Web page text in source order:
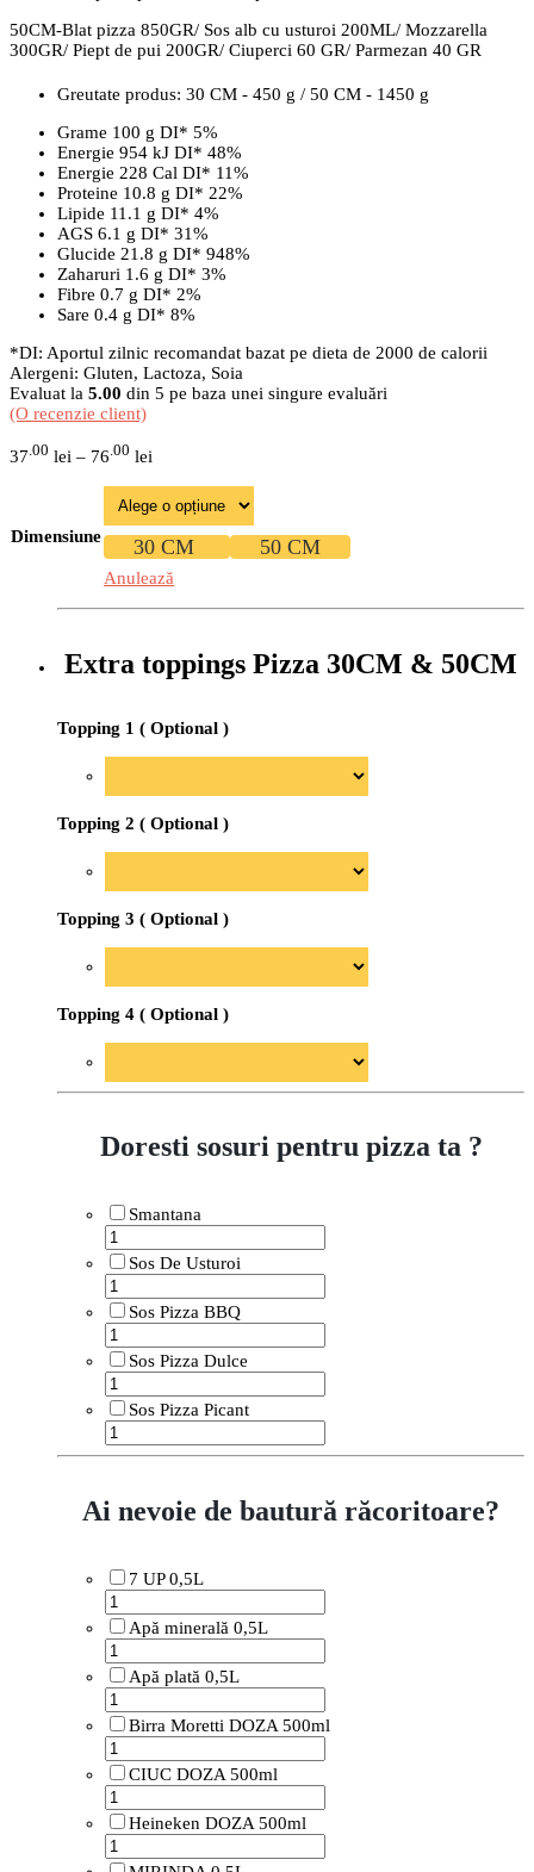
50CM-Blat pizza 850GR/ Sos alb cu usturoi 200ML/ Mozzarella
300GR/ Piept de pui 200GR/ Ciuperci 60 GR/ Parmezan 40 GR
Greutate produs: 30 CM - 450 g / 50 CM - 1450 g
Grame 100 g DI* 5%
Energie 954 kJ DI* 48%
Energie 228 Cal DI* 11%
Proteine 10.8 g DI* 22%
Lipide 11.1 g DI* 4%
AGS 6.1 g DI* 31%
Glucide 21.8 g DI* 948%
Zaharuri 1.6 g DI* 3%
Fibre 0.7 g DI* 2%
Sare 0.4 g DI* 8%
*DI: Aportul zilnic recomandat bazat pe dieta de 2000 de calorii
Alergeni: Gluten, Lactoza, Soia
Evaluat la 5.00 din 5 pe baza unei singure evaluări
(O recenzie client)
37.00 lei – 76.00 lei
prețuri:
37.00 lei
până
la
76.00 lei
Dimensiune 30 CM 50 CM
Anulează
Extra toppings Pizza 30CM & 50CM
Topping 1 ( Optional )
Topping 2 ( Optional )
Topping 3 ( Optional )
Topping 4 ( Optional )
Doresti sosuri pentru pizza ta ?
Smantana
Sos De Usturoi
Sos Pizza BBQ
Sos Pizza Dulce
Sos Pizza Picant
Ai nevoie de bautură răcoritoare?
7 UP 0,5L
Apă minerală 0,5L
Apă plată 0,5L
Birra Moretti DOZA 500ml
CIUC DOZA 500ml
Heineken DOZA 500ml